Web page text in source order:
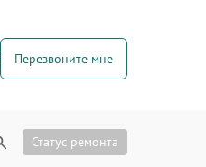
Перезвоните мне
Статус ремонта